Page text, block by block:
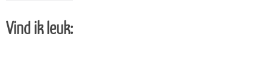
Vind ik leuk: